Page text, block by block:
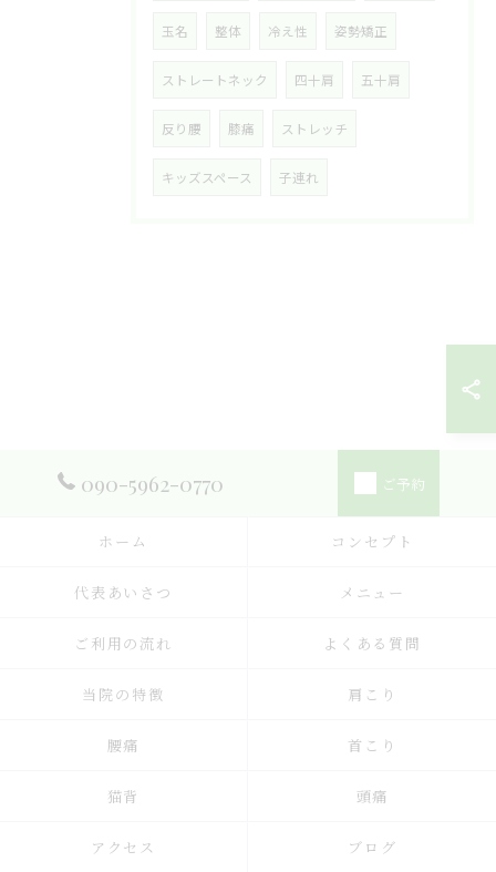
玉名 整体 冷え性 姿勢矯正
ストレートネック 四十肩 五十肩
反り腰 膝痛 ストレッチ
キッズスペース 子連れ
090-5962-0770 ご予約
ホーム コンセプト
代表あいさつ メニュー
ご利用の流れ よくある質問
当院の特徴 肩こり
腰痛 首こり
猫背 頭痛
アクセス ブログ